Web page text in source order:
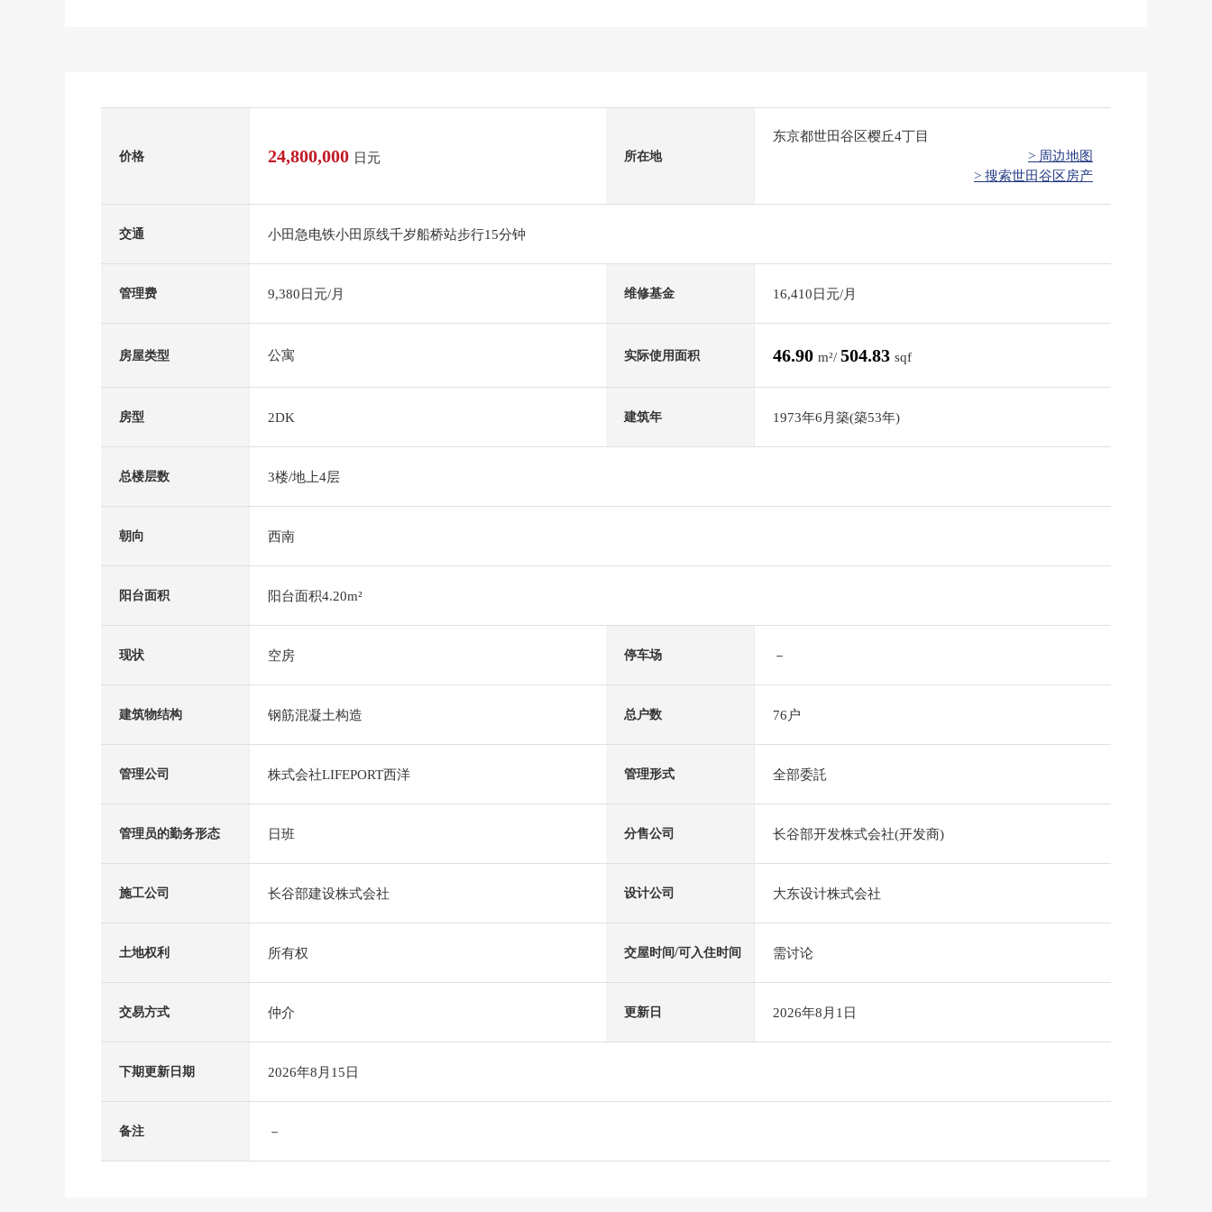
价格 24,800,000 日元 所在地
东京都世田谷区樱丘4丁目
> 周边地图
> 搜索世田谷区房产
交通 小田急电铁小田原线千岁船桥站步行15分钟
管理费 9,380日元/月 维修基金 16,410日元/月
房屋类型 公寓 实际使用面积 46.90 m²/ 504.83 sqf
房型 2DK 建筑年 1973年6月築(築53年)
总楼层数 3楼/地上4层
朝向 西南
阳台面积 阳台面积4.20m²
现状 空房 停车场 －
建筑物结构 钢筋混凝土构造 总户数 76户
管理公司 株式会社LIFEPORT西洋 管理形式 全部委託
管理员的勤务形态 日班 分售公司 长谷部开发株式会社(开发商)
施工公司 长谷部建设株式会社 设计公司 大东设计株式会社
土地权利 所有权 交屋时间/可入住时间 需讨论
交易方式 仲介 更新日 2026年8月1日
下期更新日期 2026年8月15日
备注 －